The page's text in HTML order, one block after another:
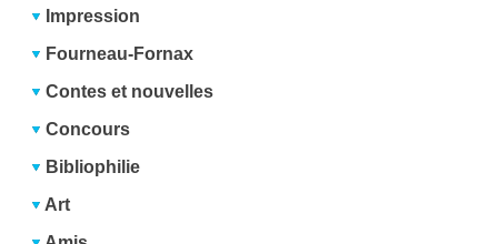
Impression
Fourneau-Fornax
Contes et nouvelles
Concours
Bibliophilie
Art